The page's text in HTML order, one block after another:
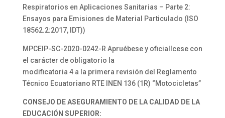
Respiratorios en Aplicaciones Sanitarias – Parte 2:
Ensayos para Emisiones de Material Particulado (ISO
18562.2:2017, IDT))
MPCEIP-SC-2020-0242-R Apruébese y oficialícese con
el carácter de obligatorio la
modificatoria 4 a la primera revisión del Reglamento
Técnico Ecuatoriano RTE INEN 136 (1R) “Motocicletas”
CONSEJO DE ASEGURAMIENTO DE LA CALIDAD DE LA
EDUCACIÓN SUPERIOR: